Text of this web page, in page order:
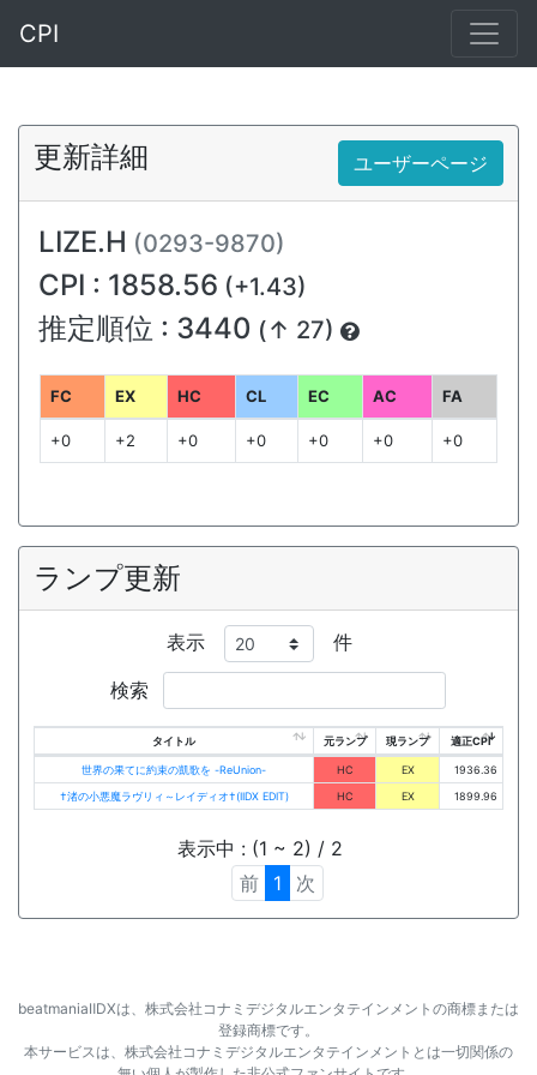
CPI
更新詳細 ユーザーページ
LIZE.H (0293-9870)
CPI : 1858.56 (+1.43)
推定順位 : 3440 (↑ 27)
FC EX HC CL EC AC FA
+0 +2 +0 +0 +0 +0 +0
ランプ更新
表示 件
検索
タイトル 元ランプ 現ランプ 適正CPI
世界の果てに約束の凱歌を -ReUnion- HC EX
1936.36
†渚の小悪魔ラヴリィ～レイディオ†(IIDX EDIT)
HC EX 1899.96
表示中 : (1 ~ 2) / 2
前
1 次
beatmaniaⅡDXは、株式会社コナミデジタルエンタテインメントの商標または
登録商標です。
本サービスは、株式会社コナミデジタルエンタテインメントとは一切関係の